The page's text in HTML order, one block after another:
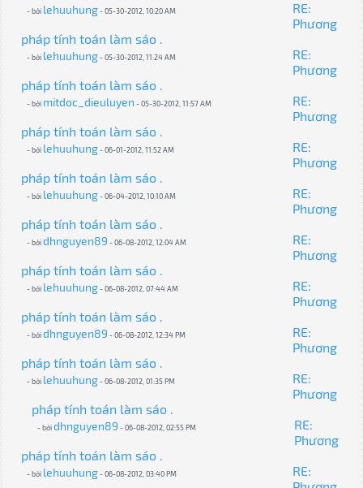
- bởi lehuuhung- 05-30-2012, 10:20 AM
RE:
Phương
pháp tính toán làm sáo .
- bởi lehuuhung- 05-30-2012, 11:24 AM
RE:
Phương
pháp tính toán làm sáo .
- bởi mitdoc_dieuluyen - 05-30-2012, 11:57 AM
RE:
Phương
pháp tính toán làm sáo .
- bởi lehuuhung- 06-01-2012, 11:52 AM
RE:
Phương
pháp tính toán làm sáo .
- bởi lehuuhung- 06-04-2012, 10:10 AM
RE:
Phương
pháp tính toán làm sáo .
- bởidhnguyen89 - 06-08-2012, 12:04 AM
RE:
Phương
pháp tính toán làm sáo .
- bởi lehuuhung- 06-08-2012, 07:44 AM
RE:
Phương
pháp tính toán làm sáo .
- bởidhnguyen89 - 06-08-2012, 12:34 PM
RE:
Phương
pháp tính toán làm sáo .
- bởi lehuuhung- 06-08-2012, 01:35 PM
RE:
Phương
pháp tính toán làm sáo .
- bởidhnguyen89 - 06-08-2012, 02:55 PM
RE:
Phương
pháp tính toán làm sáo .
- bởi lehuuhung- 06-08-2012, 03:40 PM
RE: